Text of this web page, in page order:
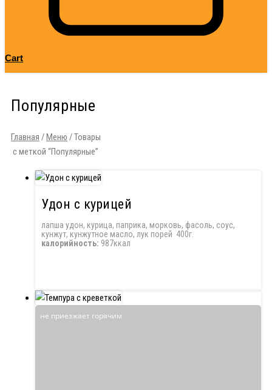
Cart
Популярные
Главная /Меню / Товары
с меткой “Популярные”
Удон с курицей
лапша удон, курица, паприка, морковь, фасоль, соус,
кунжут, кунжутное масло, лук порей 400г.
калорийность: 987ккал
не приезжает горячим